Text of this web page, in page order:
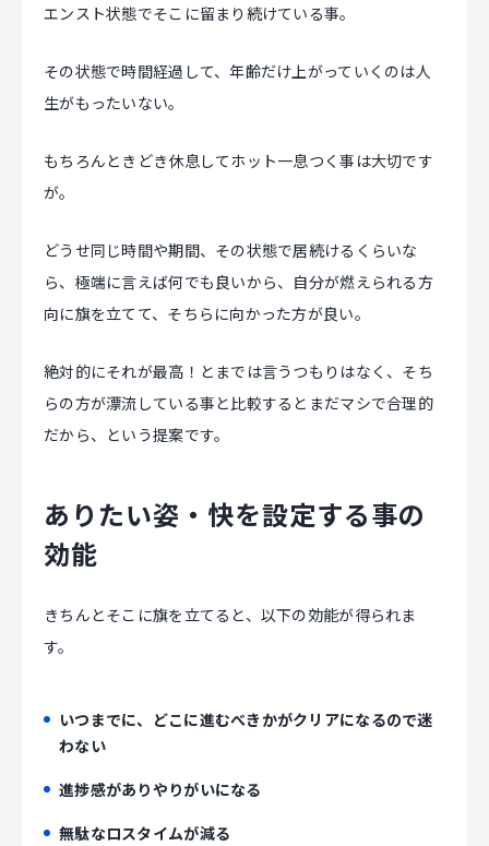
エンスト状態でそこに留まり続けている事。
その状態で時間経過して、年齢だけ上がっていくのは人
生がもったいない。
もちろんときどき休息してホット一息つく事は大切です
が。
どうせ同じ時間や期間、その状態で居続けるくらいな
ら、極端に言えば何でも良いから、自分が燃えられる方
向に旗を立てて、そちらに向かった方が良い。
絶対的にそれが最高！とまでは言うつもりはなく、そち
らの方が漂流している事と比較するとまだマシで合理的
だから、という提案です。
ありたい姿・快を設定する事の
効能
きちんとそこに旗を立てると、以下の効能が得られま
す。
いつまでに、どこに進むべきかがクリアになるので迷
わない
進捗感がありやりがいになる
無駄なロスタイムが減る